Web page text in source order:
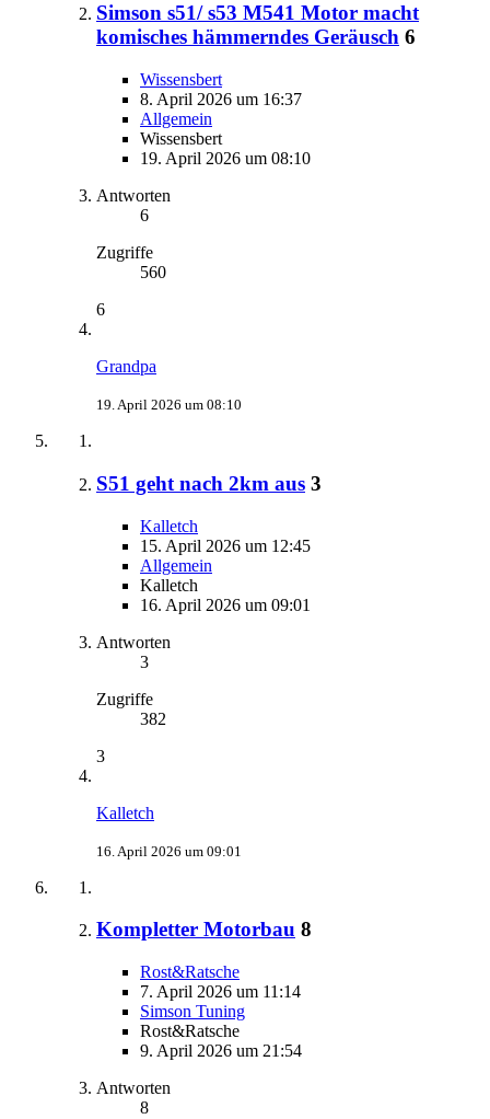
Simson s51/ s53 M541 Motor macht
komisches hämmerndes Geräusch 6
Wissensbert
8. April 2026 um 16:37
Allgemein
Wissensbert
19. April 2026 um 08:10
Antworten
6
Zugriffe
560
6
Grandpa
19. April 2026 um 08:10
S51 geht nach 2km aus 3
Kalletch
15. April 2026 um 12:45
Allgemein
Kalletch
16. April 2026 um 09:01
Antworten
3
Zugriffe
382
3
Kalletch
16. April 2026 um 09:01
Kompletter Motorbau 8
Rost&Ratsche
7. April 2026 um 11:14
Simson Tuning
Rost&Ratsche
9. April 2026 um 21:54
Antworten
8